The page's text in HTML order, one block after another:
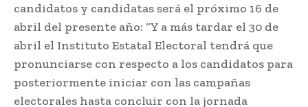
candidatos y candidatas será el próximo 16 de
abril del presente año: “Y a más tardar el 30 de
abril el Instituto Estatal Electoral tendrá que
pronunciarse con respecto a los candidatos para
posteriormente iniciar con las campañas
electorales hasta concluir con la jornada